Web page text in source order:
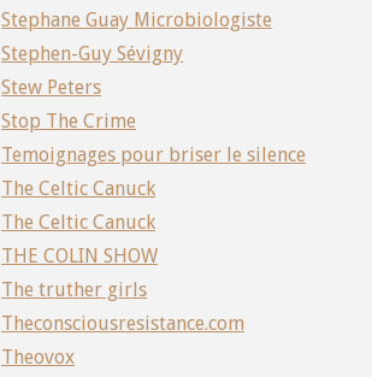
Stephane Guay Microbiologiste
Stephen-Guy Sévigny
Stew Peters
Stop The Crime
Temoignages pour briser le silence
The Celtic Canuck
The Celtic Canuck
THE COLIN SHOW
The truther girls
Theconsciousresistance.com
Theovox